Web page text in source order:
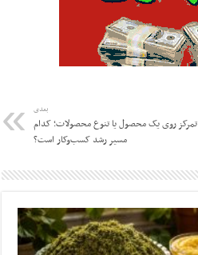
بعدی
تمرکز روی یک محصول یا تنوع محصولات؛ کدام
مسیر رشد کسب‌وکار است؟